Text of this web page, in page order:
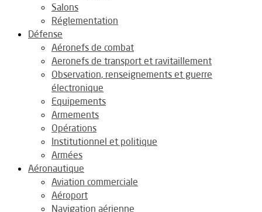
Salons
Réglementation
Défense
Aéronefs de combat
Aeronefs de transport et ravitaillement
Observation, renseignements et guerre
électronique
Equipements
Armements
Opérations
Institutionnel et politique
Armées
Aéronautique
Aviation commerciale
Aéroport
Navigation aérienne